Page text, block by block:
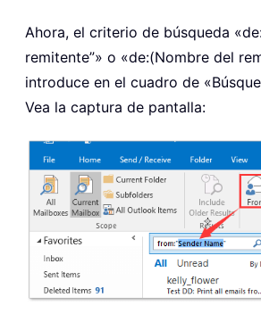
Ahora, el criterio de búsqueda
remitente”» o «de:(Nombre del
introduce en el cuadro de
Vea la captura de pantalla: